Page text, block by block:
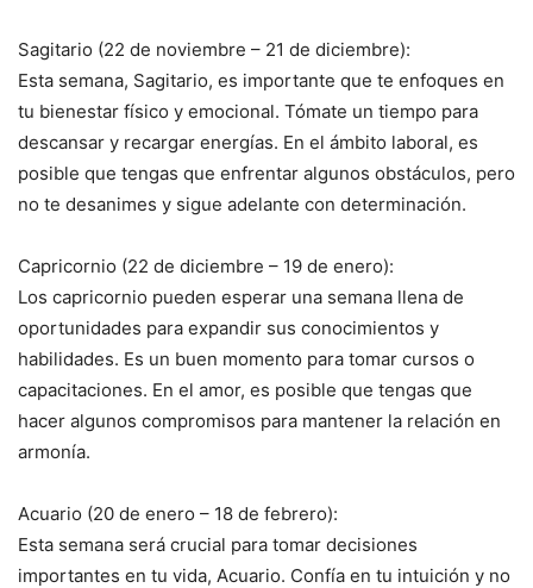
Sagitario (22 de noviembre – 21 de diciembre):
Esta semana, Sagitario, es importante que te enfoques en
tu bienestar físico y emocional. Tómate un tiempo para
descansar y recargar energías. En el ámbito laboral, es
posible que tengas que enfrentar algunos obstáculos, pero
no te desanimes y sigue adelante con determinación.
Capricornio (22 de diciembre – 19 de enero):
Los capricornio pueden esperar una semana llena de
oportunidades para expandir sus conocimientos y
habilidades. Es un buen momento para tomar cursos o
capacitaciones. En el amor, es posible que tengas que
hacer algunos compromisos para mantener la relación en
armonía.
Acuario (20 de enero – 18 de febrero):
Esta semana será crucial para tomar decisiones
importantes en tu vida, Acuario. Confía en tu intuición y no